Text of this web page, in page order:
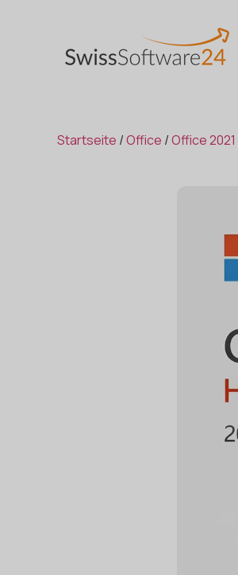
Startseite /Office /Office 2021